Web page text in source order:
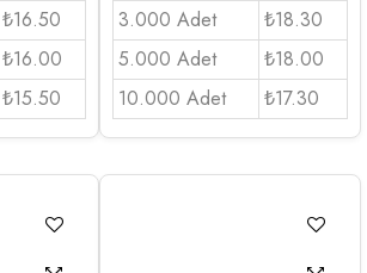
₺16.50
₺16.00
₺15.50
3.000 Adet
₺18.30
5.000 Adet
₺18.00
10.000 Adet
₺17.30